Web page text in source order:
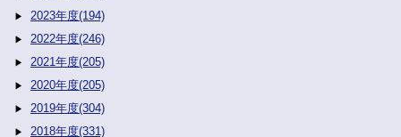
2023年度(194)
2022年度(246)
2021年度(205)
2020年度(205)
2019年度(304)
2018年度(331)